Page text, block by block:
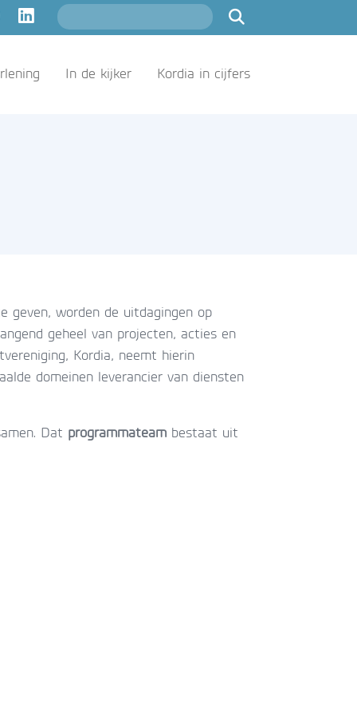
In de kijker Kordia in cijfers
geven, worden de uitdagingen op
geheel van projecten, acties en
Kordia, neemt hierin
domeinen leverancier van diensten
Dat programmateam bestaat uit